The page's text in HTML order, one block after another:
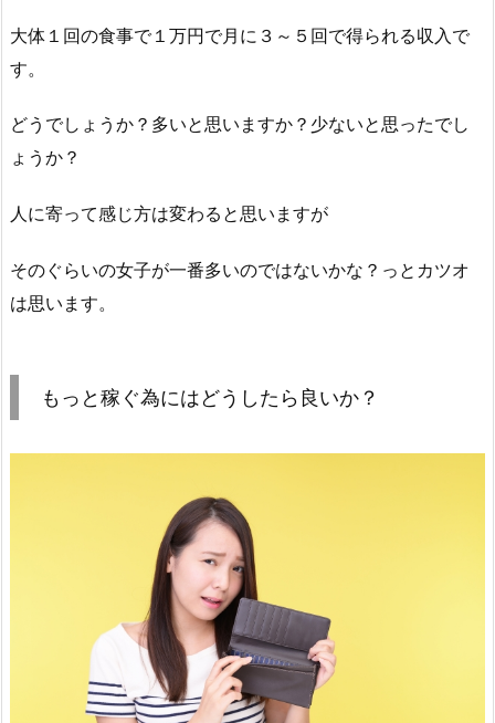
大体１回の食事で１万円で月に３～５回で得られる収入で
す。
どうでしょうか？多いと思いますか？少ないと思ったでし
ょうか？
人に寄って感じ方は変わると思いますが
そのぐらいの女子が一番多いのではないかな？っとカツオ
は思います。
もっと稼ぐ為にはどうしたら良いか？